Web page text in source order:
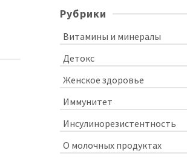
Рубрики
Витамины и минералы
Детокс
Женское здоровье
Иммунитет
Инсулинорезистентность
О молочных продуктах